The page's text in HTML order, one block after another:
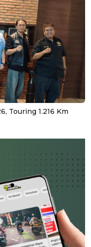
Touring 1.216 Km